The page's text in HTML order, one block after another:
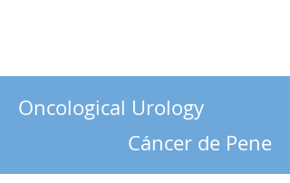
Oncological Urology
Cáncer de Pene